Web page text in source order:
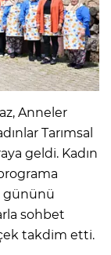
Anneler
Tarımsal
geldi. Kadın
gününü
sohbet
takdim etti.